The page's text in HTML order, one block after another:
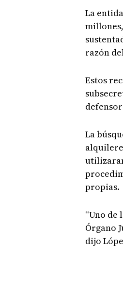
La
razón
Estos
La
propias.
“Uno
Órgano
dijo